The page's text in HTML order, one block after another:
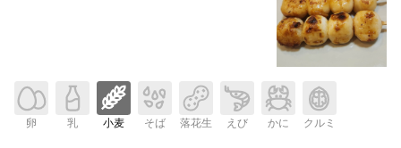
卵 乳 小麦 そば 落花生 えび かに クルミ